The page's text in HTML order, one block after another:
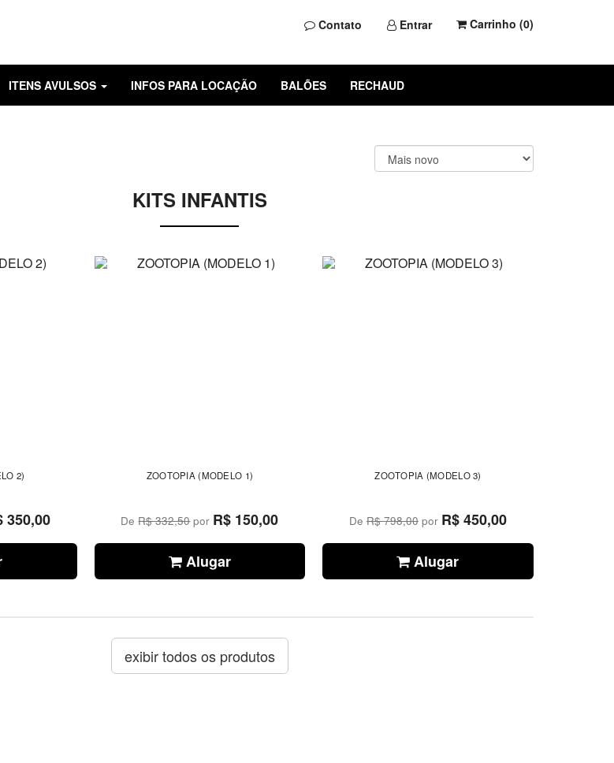
Contato Entrar Carrinho (0)
ITENS AVULSOS INFOS PARA LOCAÇÃO BALÕES RECHAUD
KITS INFANTIS
2)
350,00
ZOOTOPIA (MODELO 1)
DeR$ 332,50por R$ 150,00
Alugar
ZOOTOPIA (MODELO 3)
De R$ 798,00por R$ 450,00
Alugar
exibir todos os produtos